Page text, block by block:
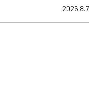
2026.8.7